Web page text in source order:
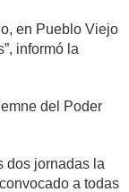
en Pueblo Viejo
informó la
del Poder
dos jornadas la
a todas